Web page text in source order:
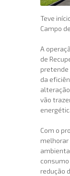
Teve
Campo
A
de
pretende
da
vão
Com o
melhorar
redução